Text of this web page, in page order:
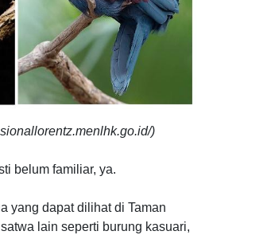
)
belum familiar, ya.
yang dapat dilihat di Taman
lain seperti burung kasuari,